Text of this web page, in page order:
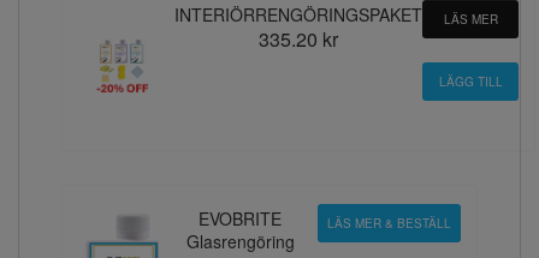
INTERIÖRRENGÖRINGSPAKET
335.20 kr
LÄS MER
EVOBRITE
Glasrengöring
LÄS MER & BESTÄLL